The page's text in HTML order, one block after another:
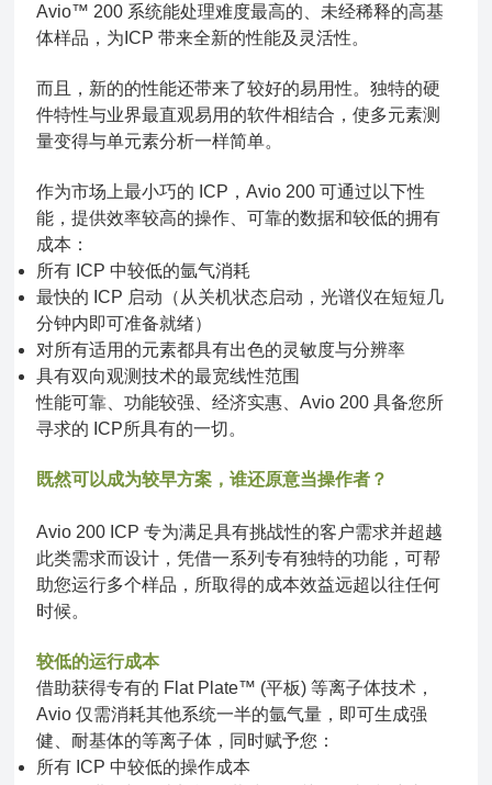
Avio™ 200 系统能处理难度最高的、未经稀释的高基
体样品，为ICP 带来全新的性能及灵活性。
而且，新的的性能还带来了较好的易用性。独特的硬
件特性与业界最直观易用的软件相结合，使多元素测
量变得与单元素分析一样简单。
作为市场上最小巧的 ICP，Avio 200 可通过以下性
能，提供效率较高的操作、可靠的数据和较低的拥有
成本：
所有 ICP 中较低的氩气消耗
最快的 ICP 启动（从关机状态启动，光谱仪在短短几
分钟内即可准备就绪）
对所有适用的元素都具有出色的灵敏度与分辨率
具有双向观测技术的最宽线性范围
性能可靠、功能较强、经济实惠、Avio 200 具备您所
寻求的 ICP所具有的一切。
既然可以成为较早方案，谁还原意当操作者？
Avio 200 ICP 专为满足具有挑战性的客户需求并超越
此类需求而设计，凭借一系列专有独特的功能，可帮
助您运行多个样品，所取得的成本效益远超以往任何
时候。
较低的运行成本
借助获得专有的 Flat Plate™ (平板) 等离子体技术，
Avio 仅需消耗其他系统一半的氩气量，即可生成强
健、耐基体的等离子体，同时赋予您：
所有 ICP 中较低的操作成本